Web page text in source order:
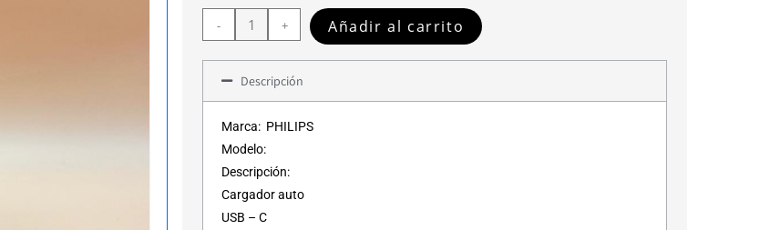
- + Añadir al carrito
Descripción
Marca: PHILIPS
Modelo:
Descripción:
Cargador auto
USB – C